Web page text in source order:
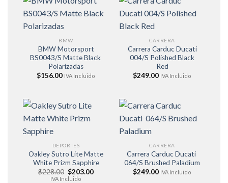
BMW
BMW Motorsport
BS0043/S Matte Black
Polarizadas
$156.00 IVA Incluido
CARRERA
Carrera Carduc Ducati
004/S Polished Black
Red
$249.00 IVA Incluido
DEPORTES
Oakley Sutro Lite Matte
White Prizm Sapphire
$228.00 El
precio
$203.00El
IVA Incluido
CARRERA
Carrera Carduc Ducati
064/S Brushed Paladium
$249.00 IVA Incluido